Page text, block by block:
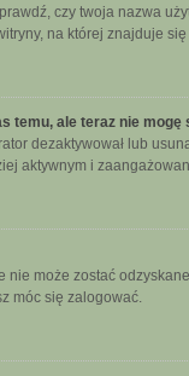
czy twoja nazwa
na której znajduje
temu, ale teraz nie mogę
dezaktywował lub
aktywnym i
nie może zostać
móc się zalogować.